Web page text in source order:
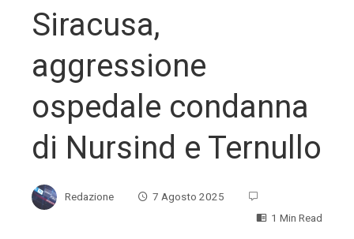
Siracusa,
aggressione
ospedale condanna
di Nursind e Ternullo
Redazione
7 Agosto 2025
1 Min Read